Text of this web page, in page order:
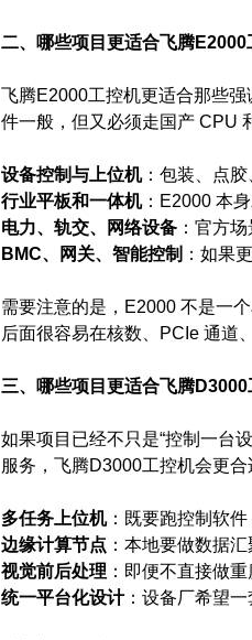
二、哪些项目更适合飞腾E2000
飞腾E2000工控机更适合那些
件一般，但又必须走国产 CPU
设备控制与上位机：包装、点胶
行业平板和一体机：E2000 本
电力、轨交、网络设备 ：官方
BMC、网关、智能控制 ：如果
需要注意的是，E2000 不是一
后面很容易在核数、PCIe 通道
三、哪些项目更适合飞腾D3000
如果项目已经不只是“控制一台
服务，飞腾D3000工控机会更
多任务上位机：既要跑控制软件
边缘计算节点 ：本地要做数据
视觉前后处理 ：即便不直接做
统一平台化设计：设备厂希望一